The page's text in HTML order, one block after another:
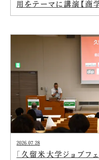
用をテーマに講演【商学
2026.07.28
「久留米大学ジョブフ